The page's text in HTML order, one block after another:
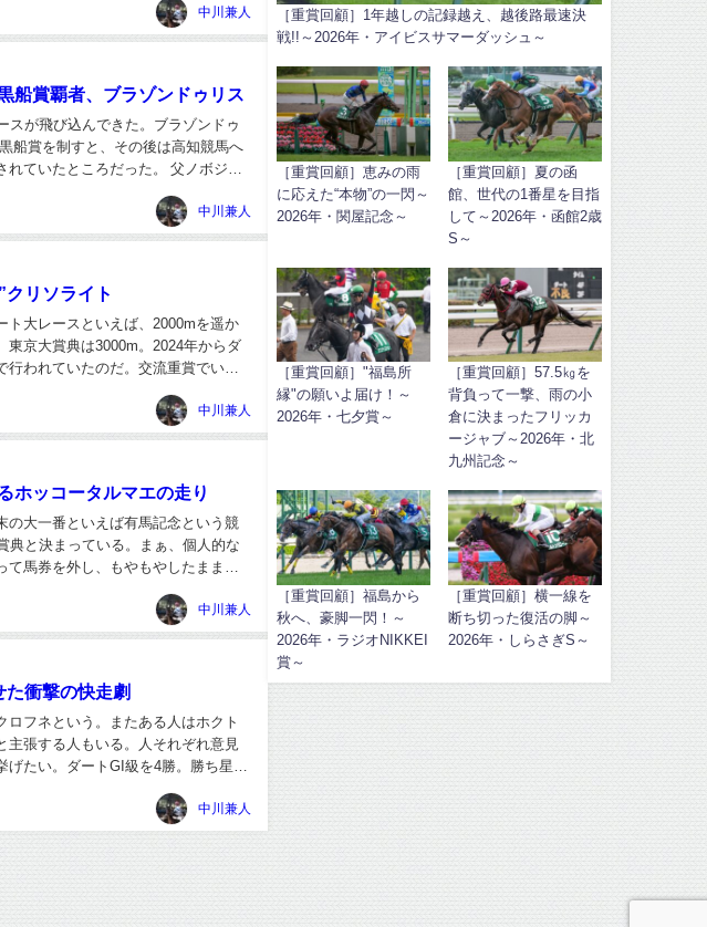
中川兼人
船賞覇者、ブラゾンドゥリス
スが飛び込んできた。ブラゾンドゥ
船賞を制すと、その後は高知競馬へ
ていたところだった。 父ノボジャ
中川兼人
リソライト
ト大レースといえば、2000mを遥か
東京大賞典は3000m。2024年からダ
われていたのだ。交流重賞でいえ
中川兼人
ホッコータルマエの走り
の大一番といえば有馬記念という競
典と決まっている。まぁ、個人的な
馬券を外し、もやもやしたままひ
中川兼人
衝撃の快走劇
フネという。またある人はホクト
張する人もいる。人それぞれ意見
たい。ダートGI級を4勝。勝ち星だ
中川兼人
［重賞回顧］1年越しの記録越え、越後路最速決
戦!!～2026年・アイビスサマーダッシュ～
［重賞回顧］恵みの雨
に応えた“本物”の一閃～
2026年・関屋記念～
［重賞回顧］夏の函
館、世代の1番星を目指
して～2026年・函館2歳
S～
［重賞回顧］"福島所
縁"の願いよ届け！～
2026年・七夕賞～
［重賞回顧］57.5㎏を
背負って一撃、雨の小
倉に決まったフリッカ
ージャブ～2026年・北
九州記念～
［重賞回顧］福島から
秋へ、豪脚一閃！～
2026年・ラジオNIKKEI
賞～
［重賞回顧］横一線を
断ち切った復活の脚～
2026年・しらさぎS～